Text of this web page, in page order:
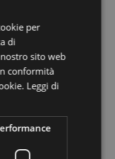
per
di
sito web
conformità
Leggi di